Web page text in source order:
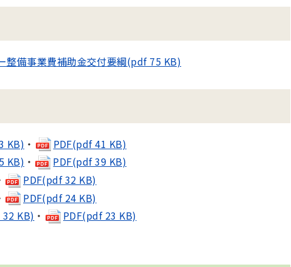
整備事業費補助金交付要綱(pdf 75 KB)
KB) ・
PDF(pdf 41 KB)
KB) ・
PDF(pdf 39 KB)
PDF(pdf 32 KB)
PDF(pdf 24 KB)
KB) ・ PDF(pdf 23 KB)